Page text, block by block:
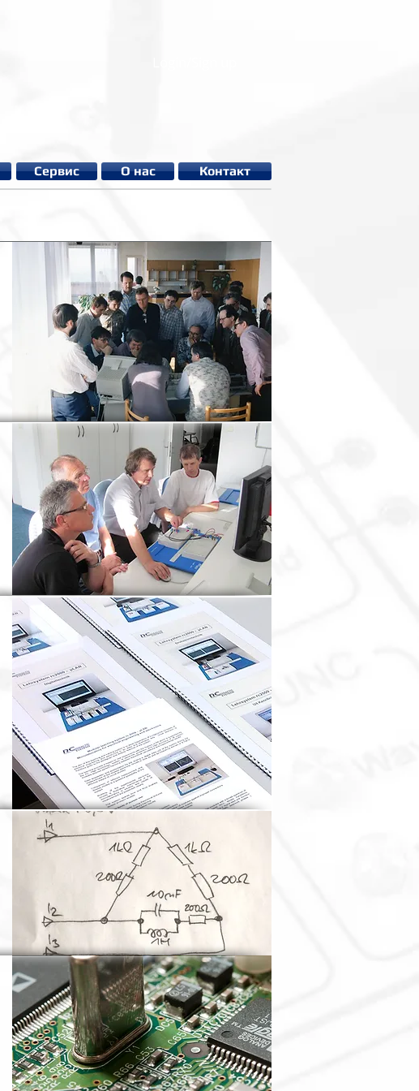
Сервис О нас Контакт